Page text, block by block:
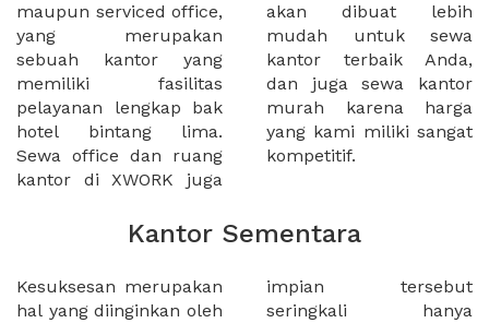
maupun serviced office,
yang merupakan
sebuah kantor yang
memiliki fasilitas
pelayanan lengkap bak
hotel bintang lima.
Sewa office dan ruang
kantor di XWORK juga
akan dibuat lebih
mudah untuk sewa
kantor terbaik Anda,
dan juga sewa kantor
murah karena harga
yang kami miliki sangat
kompetitif.
Kantor Sementara
Kesuksesan merupakan
hal yang diinginkan oleh
impian tersebut
seringkali hanya